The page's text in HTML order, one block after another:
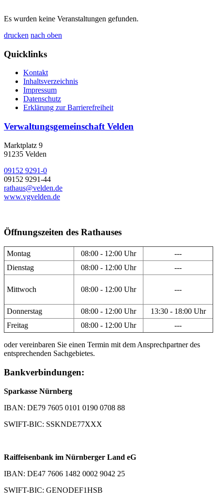
Es wurden keine Veranstaltungen gefunden.
drucken nach oben
Quicklinks
Kontakt
Inhaltsverzeichnis
Impressum
Datenschutz
Erklärung zur Barrierefreiheit
Verwaltungsgemeinschaft Velden
Marktplatz 9
91235 Velden
09152 9291-0
09152 9291-44
rathaus@velden.de
www.vgvelden.de
Öffnungszeiten des Rathauses
Montag 08:00 - 12:00 Uhr
---
Dienstag
08:00 - 12:00 Uhr ---
Mittwoch 08:00 - 12:00 Uhr ---
Donnerstag 08:00 - 12:00 Uhr
13:30 - 18:00 Uhr
Freitag
08:00 - 12:00 Uhr ---
oder vereinbaren Sie einen Termin mit dem Ansprechpartner des
entsprechenden Sachgebietes.
Bankverbindungen:
Sparkasse Nürnberg
IBAN: DE79 7605 0101 0190 0708 88
SWIFT-BIC: SSKNDE77XXX
Raiffeisenbank im Nürnberger Land eG
IBAN: DE47 7606 1482 0002 9042 25
SWIFT-BIC: GENODEF1HSB